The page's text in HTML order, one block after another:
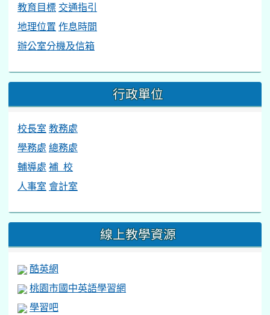
教育目標 交通指引
地理位置 作息時間
辦公室分機及信箱
行政單位
校長室 教務處
學務處 總務處
輔導處 補 校
人事室 會計室
線上教學資源
酷英網
桃園市國中英語學習網
學習吧